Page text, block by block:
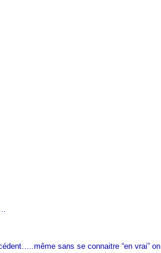
sans se connaitre “en vrai” on